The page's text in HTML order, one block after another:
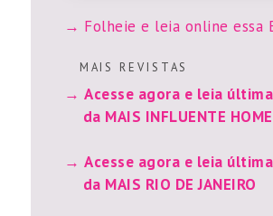
Folheie e leia online essa
M A I S R E V I S T A S
Acesse agora e leia
da MAIS INFLUENTE
Acesse agora e leia
da MAIS RIO DE JANEIRO